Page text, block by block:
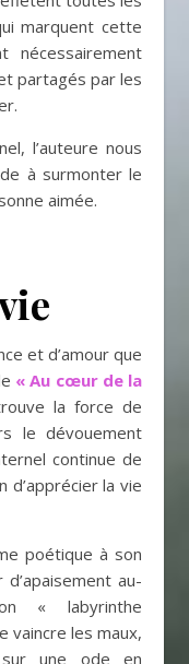
marquent cette
nécessairement
partagés par les
l’auteure nous
à surmonter le
aimée.
et d’amour que
« Au cœur de la
la force de
le dévouement
continue de
d’apprécier la vie
poétique à son
au-
« labyrinthe
vaincre les maux,
une ode en